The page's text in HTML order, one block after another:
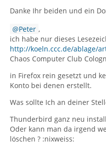
Danke Ihr beiden und ein
Peter ,
ich habe nur dieses
http://koeln.ccc.de/ablage/
Chaos Computer Club
in Firefox rein gesetzt und
Konto bei denen erstellt.
Was sollte Ich an deiner
Thunderbird ganz neu
Oder kann man da irgend
löschen ? :nixweiss: